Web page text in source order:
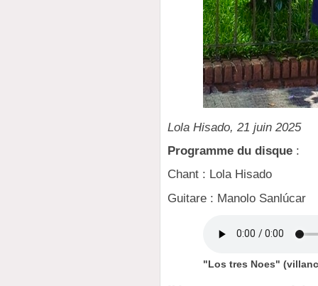
Lola Hisado, 21 juin 2025
Programme du disque :
Chant : Lola Hisado
Guitare : Manolo Sanlúcar
"Los tres Noes"